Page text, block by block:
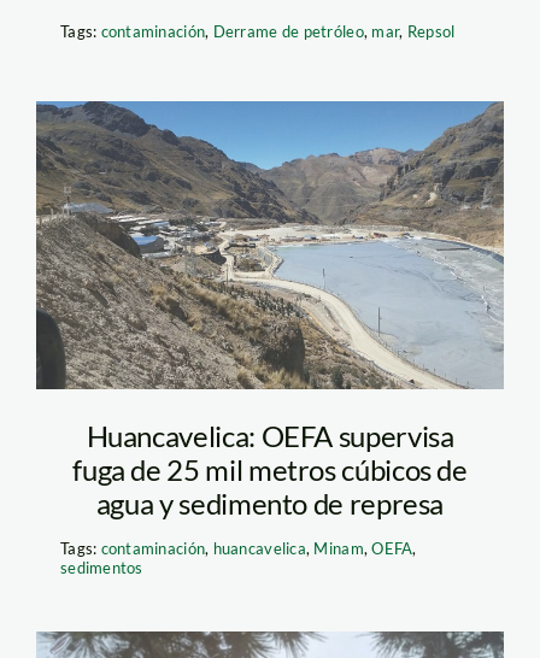
Tags: contaminación, Derrame de petróleo, mar, Repsol
minera-kolpa-
huancavelica
Huancavelica: OEFA supervisa
fuga de 25 mil metros cúbicos de
agua y sedimento de represa
Tags: contaminación, huancavelica, Minam,OEFA,
sedimentos